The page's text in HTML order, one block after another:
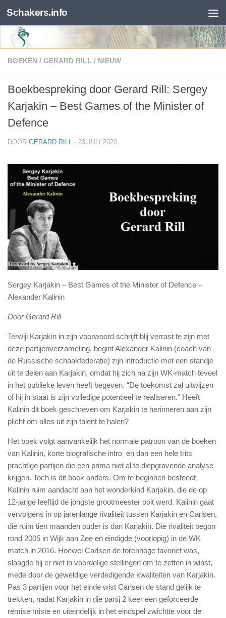
Skip to content
Schakers.info
BOEKEN / GERARD RILL / NIEUW
Boekbespreking door Gerard Rill: Sergey
Karjakin – Best Games of the Minister of
Defence
DOOR GERARD RILL · 23 JULI 2020
Sergey Karjakin – Best Games of the Minister of Defence –
Alexander Kalinin
Door Gerard Rill
Terwijl Karjakin in zijn voorwoord schrijft blij verrast te zijn met
deze partijenverzameling, begint Alexander Kalinin (coach van
de Russische schaakfederatie) zijn introductie met een standje
uit te delen aan Karjakin, omdat hij zich na zijn WK-match teveel
in het publieke leven heeft begeven. “De toekomst zal uitwijzen
of hij in staat is zijn volledige potentieel te realiseren.” Heeft
Kalinin dit boek geschreven om Karjakin te herinneren aan zijn
plicht om alles uit zijn talent te halen?
Het boek volgt aanvankelijk het normale patroon van de boeken
van Kalinin, korte biografische intro en dan een hele trits
prachtige partijen die een prima niet al te diepgravende analyse
krijgen. Toch is dit boek anders. Om te beginnen besteedt
Kalinin ruim aandacht aan het wonderkind Karjakin, die de op
12-jarige leeftijd de jongste grootmeester ooit werd. Kalinin gaat
vervolgens in op jarenlange rivaliteit tussen Karjakin en Carlsen,
die ruim tien maanden ouder is dan Karjakin. Die rivaliteit begon
rond 2005 in Wijk aan Zee en eindigde (voorlopig) in de WK
match in 2016. Hoewel Carlsen de torenhoge favoriet was,
slaagde hij er niet in voordelige stellingen om te zetten in winst,
mede door de geweldige verdedigende kwaliteiten van Karjakin.
Pas 3 partijen voor het einde wist Carlsen de stand gelijk te
trekken, nadat Karjakin in die partij 2 keer een geforceerde
remise miste en uiteindelijk in het eindspel zwichtte voor de